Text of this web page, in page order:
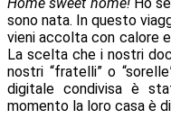
sono nata. In questo
vieni accolta con calore
La scelta che i nostri
nostri “fratelli” o
digitale condivisa è
momento la loro casa è